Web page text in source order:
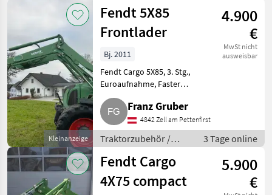
Kleinanzeige
Fendt 5X85
Frontlader
4.900
€
MwSt nicht
ausweisbar
Bj. 2011
Fendt Cargo 5X85, 3. Stg.,
Euroaufnahme, Faster
Multikuppler, alle Zylinder sind
dicht, Frontlader wird ohne
Konsole verkauft. Preis VB.
Traktorzubehör Frontlader
Franz Gruber
4842 Zell am Pettenfirst
Traktorzubehör /
Frontlader
3 Tage online
Fendt Cargo
4X75 compact
5.900
€